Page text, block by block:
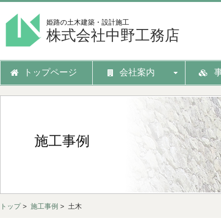
姫路の土木建築・設計施工
株式会社中野工務店
トップページ 会社案内
施工事例
トップ> 施工事例 > 土木